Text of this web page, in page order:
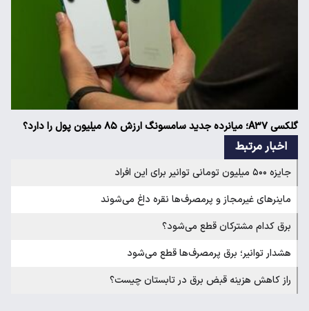
گلکسی A۳۷؛ میانرده جدید سامسونگ ارزش ۸۵ میلیون پول را دارد؟
اخبار مرتبط
جایزه ۵۰۰ میلیون تومانی توانیر برای این افراد
ماینرهای غیرمجاز و پرمصرف‌ها نقره داغ می‌شوند
برق کدام مشترکان قطع می‌شود؟
هشدار توانیر؛ برق پرمصرف‌ها قطع می‌شود
راز کاهش هزینه قبض برق در تابستان چیست؟